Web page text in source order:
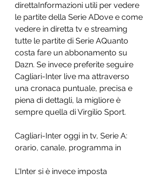
direttaInformazioni utili per vedere
le partite della Serie ADove e come
vedere in diretta tv e streaming
tutte le partite di Serie AQuanto
costa fare un abbonamento su
Dazn. Se invece preferite seguire
Cagliari-Inter live ma attraverso
una cronaca puntuale, precisa e
piena di dettagli, la migliore è
sempre quella di Virgilio Sport.
Cagliari-Inter oggi in tv, Serie A:
orario, canale, programma in
L'Inter si è invece imposta